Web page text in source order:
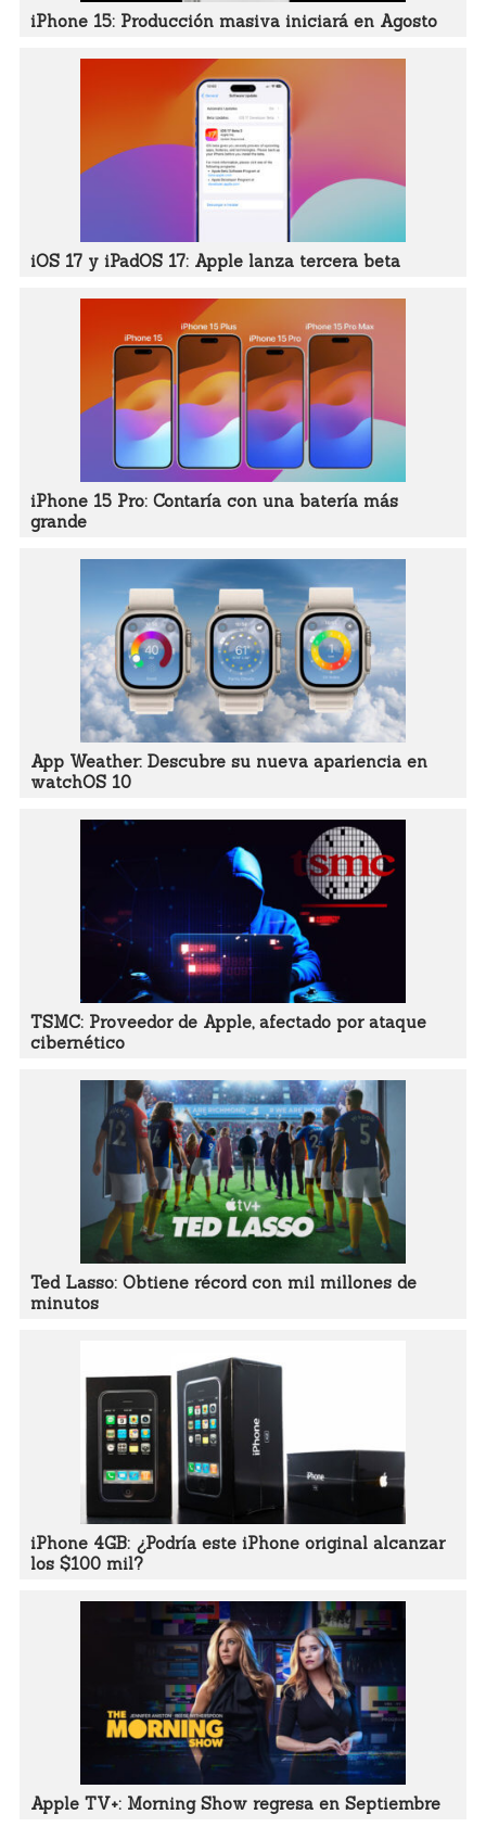
iPhone 15: Producción masiva iniciará en Agosto
iOS 17 y iPadOS 17: Apple lanza tercera beta
iPhone 15 Pro: Contaría con una batería más
grande
App Weather: Descubre su nueva apariencia en
watchOS 10
TSMC: Proveedor de Apple, afectado por ataque
cibernético
Ted Lasso: Obtiene récord con mil millones de
minutos
iPhone 4GB: ¿Podría este iPhone original alcanzar
los $100 mil?
Apple TV+: Morning Show regresa en Septiembre